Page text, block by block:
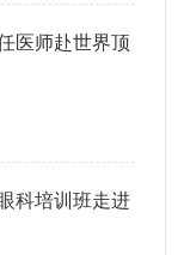
医师赴世界顶
科培训班走进